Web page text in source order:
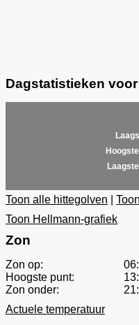
Dagstatistieken
Toon alle hittegolven
Toon Hellmann-grafiek
Zon
Zon op:
Hoogste punt:
Zon onder:
Actuele temperatuur